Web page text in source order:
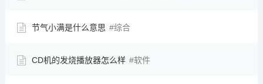
节气小满是什么意思 综合
CD机的发烧播放器怎么样 软件